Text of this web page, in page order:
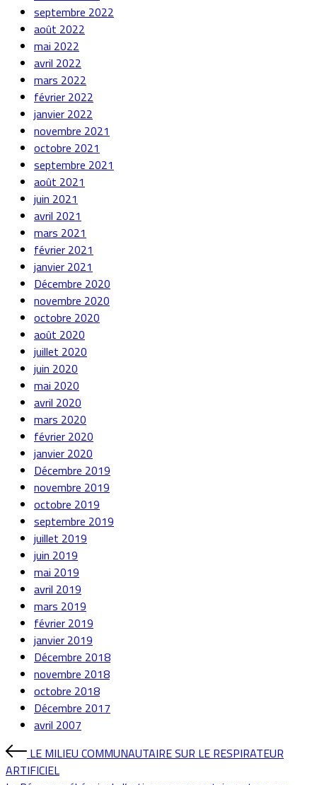
septembre 2022
août 2022
mai 2022
avril 2022
mars 2022
février 2022
janvier 2022
novembre 2021
octobre 2021
septembre 2021
août 2021
juin 2021
avril 2021
mars 2021
février 2021
janvier 2021
Décembre 2020
novembre 2020
octobre 2020
août 2020
juillet 2020
juin 2020
mai 2020
avril 2020
mars 2020
février 2020
janvier 2020
Décembre 2019
novembre 2019
octobre 2019
septembre 2019
juillet 2019
juin 2019
mai 2019
avril 2019
mars 2019
février 2019
janvier 2019
Décembre 2018
novembre 2018
octobre 2018
Décembre 2017
avril 2007
LE MILIEU COMMUNAUTAIRE SUR LE RESPIRATEUR
ARTIFICIEL